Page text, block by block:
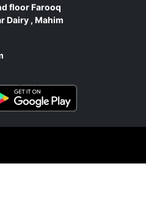
floor Farooq
Dairy , Mahim